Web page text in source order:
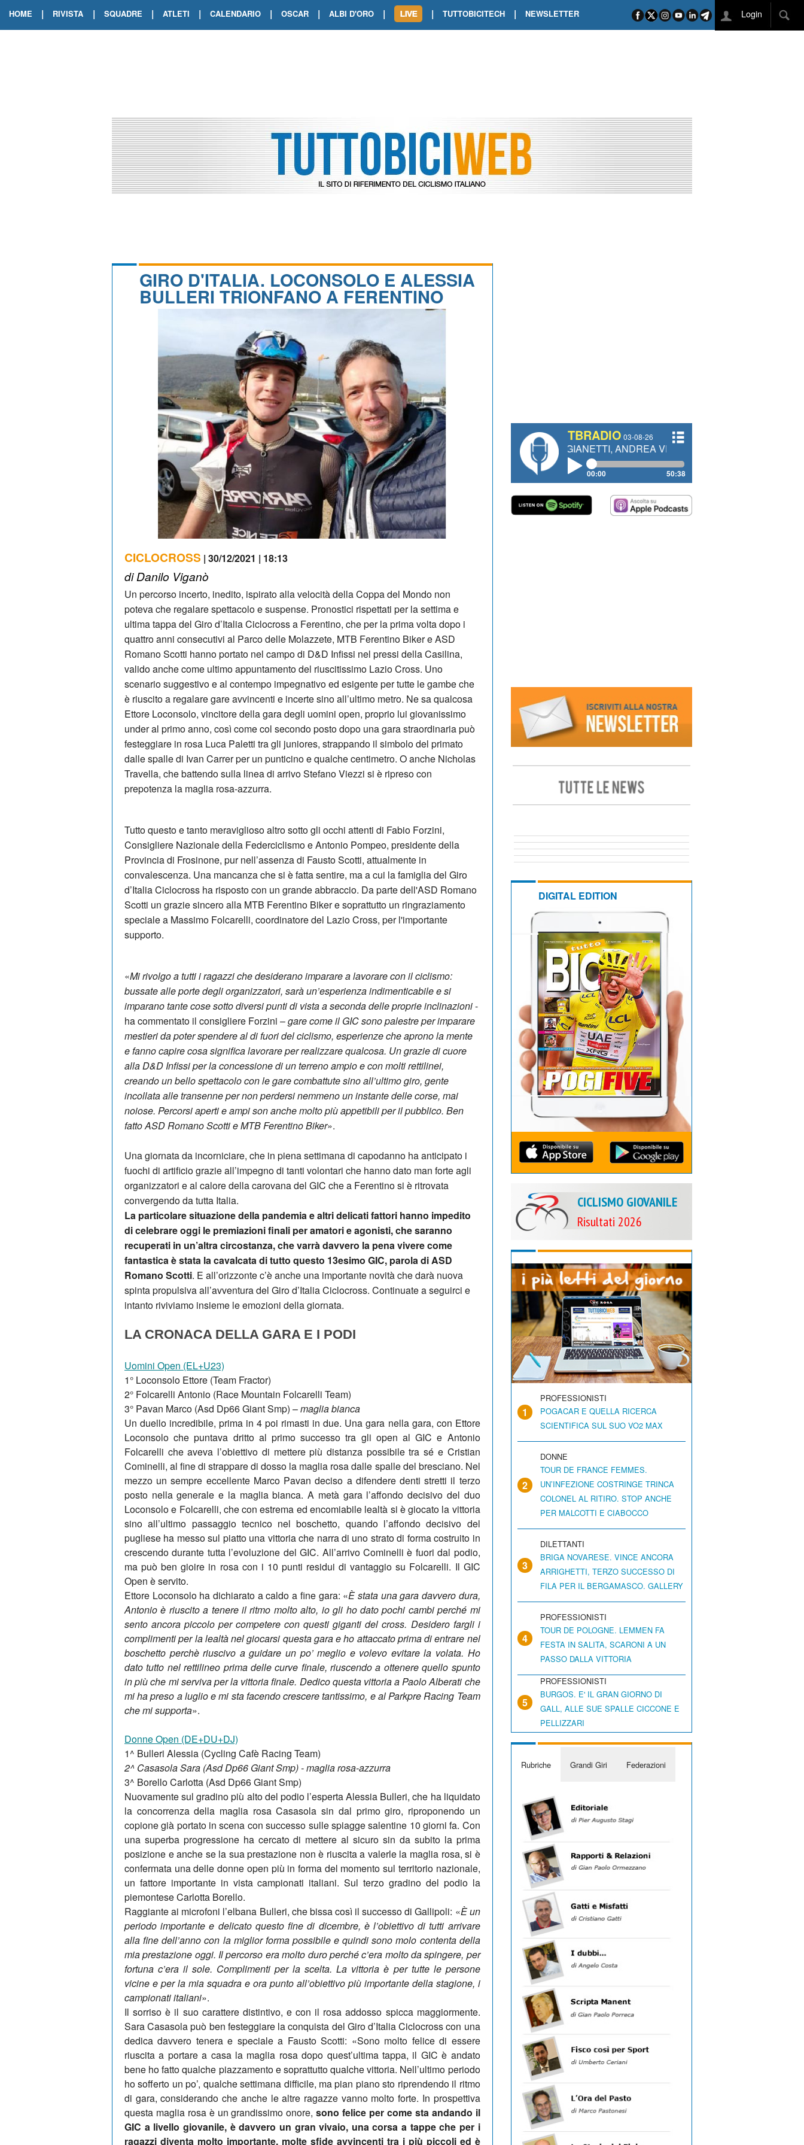
HOME | RIVISTA | SQUADRE | ATLETI | CALENDARIO | OSCAR | ALBI D'ORO |
TOUR DE FRANCE. ORCIERES-MERLETTE INCORONA CARAPAZ
TOUR DE FRANCE. A VOIRON TRIONFO DI PHILIPSEN SU SCHMID E KOOIJ
| TUTTOBICITECH | NEWSLETTER Login
GIRO D'ITALIA. LOCONSOLO E ALESSIA
BULLERI TRIONFANO A FERENTINO
CICLOCROSS | 30/12/2021 | 18:13
di Danilo Viganò
Un percorso incerto, inedito, ispirato alla velocità della Coppa del Mondo non
poteva che regalare spettacolo e suspense. Pronostici rispettati per la settima e
ultima tappa del Giro d’Italia Ciclocross a Ferentino, che per la prima volta dopo i
quattro anni consecutivi al Parco delle Molazzete, MTB Ferentino Biker e ASD
Romano Scotti hanno portato nel campo di D&D Infissi nel pressi della Casilina,
valido anche come ultimo appuntamento del riuscitissimo Lazio Cross. Uno
scenario suggestivo e al contempo impegnativo ed esigente per tutte le gambe che
è riuscito a regalare gare avvincenti e incerte sino all’ultimo metro. Ne sa qualcosa
Ettore Loconsolo, vincitore della gara degli uomini open, proprio lui giovanissimo
under al primo anno, così come col secondo posto dopo una gara straordinaria può
festeggiare in rosa Luca Paletti tra gli juniores, strappando il simbolo del primato
dalle spalle di Ivan Carrer per un punticino e qualche centimetro. O anche Nicholas
Travella, che battendo sulla linea di arrivo Stefano Viezzi si è ripreso con
prepotenza la maglia rosa-azzurra.
Tutto questo e tanto meraviglioso altro sotto gli occhi attenti di Fabio Forzini,
Consigliere Nazionale della Federciclismo e Antonio Pompeo, presidente della
Provincia di Frosinone, pur nell’assenza di Fausto Scotti, attualmente in
convalescenza. Una mancanza che si è fatta sentire, ma a cui la famiglia del Giro
d’Italia Ciclocross ha risposto con un grande abbraccio. Da parte dell'ASD Romano
Scotti un grazie sincero alla MTB Ferentino Biker e soprattutto un ringraziamento
speciale a Massimo Folcarelli, coordinatore del Lazio Cross, per l'importante
supporto.
«Mi rivolgo a tutti i ragazzi che desiderano imparare a lavorare con il ciclismo:
bussate alle porte degli organizzatori, sarà un’esperienza indimenticabile e si
imparano tante cose sotto diversi punti di vista a seconda delle proprie inclinazioni-
ha commentato il consigliere Forzini –gare come il GIC sono palestre per imparare
mestieri da poter spendere al di fuori del ciclismo, esperienze che aprono la mente
e fanno capire cosa significa lavorare per realizzare qualcosa. Un grazie di cuore
alla D&D Infissi per la concessione di un terreno ampio e con molti rettilinei,
creando un bello spettacolo con le gare combattute sino all’ultimo giro, gente
incollata alle transenne per non perdersi nemmeno un instante delle corse, mai
noiose. Percorsi aperti e ampi son anche molto più appetibili per il pubblico. Ben
fatto ASD Romano Scotti e MTB Ferentino Biker».
Una giornata da incorniciare, che in piena settimana di capodanno ha anticipato i
fuochi di artificio grazie all’impegno di tanti volontari che hanno dato man forte agli
organizzatori e al calore della carovana del GIC che a Ferentino si è ritrovata
convergendo da tutta Italia.
La particolare situazione della pandemia e altri delicati fattori hanno impedito
di celebrare oggi le premiazioni finali per amatori e agonisti, che saranno
recuperati in un’altra circostanza, che varrà davvero la pena vivere come
fantastica è stata la cavalcata di tutto questo 13esimo GIC, parola di ASD
Romano Scotti. E all’orizzonte c’è anche una importante novità che darà nuova
spinta propulsiva all’avventura del Giro d’Italia Ciclocross. Continuate a seguirci e
intanto riviviamo insieme le emozioni della giornata.
LA CRONACA DELLA GARA E I PODI
Uomini Open (EL+U23)
1° Loconsolo Ettore (Team Fractor)
2° Folcarelli Antonio (Race Mountain Folcarelli Team)
3° Pavan Marco (Asd Dp66 Giant Smp) –maglia bianca
Un duello incredibile, prima in 4 poi rimasti in due. Una gara nella gara, con Ettore
Loconsolo che puntava dritto al primo successo tra gli open al GIC e Antonio
Folcarelli che aveva l’obiettivo di mettere più distanza possibile tra sé e Cristian
Cominelli, al fine di strappare di dosso la maglia rosa dalle spalle del bresciano. Nel
mezzo un sempre eccellente Marco Pavan deciso a difendere denti stretti il terzo
posto nella generale e la maglia bianca. A metà gara l’affondo decisivo del duo
Loconsolo e Folcarelli, che con estrema ed encomiabile lealtà si è giocato la vittoria
sino all’ultimo passaggio tecnico nel boschetto, quando l’affondo decisivo del
pugliese ha messo sul piatto una vittoria che narra di uno strato di forma costruito in
crescendo durante tutta l’evoluzione del GIC. All’arrivo Cominelli è fuori dal podio,
ma può ben gioire in rosa con i 10 punti residui di vantaggio su Folcarelli. Il GIC
Open è servito.
Ettore Loconsolo ha dichiarato a caldo a fine gara: «È stata una gara davvero dura,
Antonio è riuscito a tenere il ritmo molto alto, io gli ho dato pochi cambi perché mi
sento ancora piccolo per competere con questi giganti del cross. Desidero fargli i
complimenti per la lealtà nel giocarsi questa gara e ho attaccato prima di entrare nel
boschetto perchè riuscivo a guidare un po’ meglio e volevo evitare la volata. Ho
dato tutto nel rettilineo prima delle curve finale, riuscendo a ottenere quello spunto
in più che mi serviva per la vittoria finale. Dedico questa vittoria a Paolo Alberati che
mi ha preso a luglio e mi sta facendo crescere tantissimo, e al Parkpre Racing Team
che mi supporta».
Donne Open (DE+DU+DJ)
1^ Bulleri Alessia (Cycling Cafè Racing Team)
2^ Casasola Sara (Asd Dp66 Giant Smp) - maglia rosa-azzurra
3^ Borello Carlotta (Asd Dp66 Giant Smp)
Nuovamente sul gradino più alto del podio l’esperta Alessia Bulleri, che ha liquidato
la concorrenza della maglia rosa Casasola sin dal primo giro, riproponendo un
copione già portato in scena con successo sulle spiagge salentine 10 giorni fa. Con
una superba progressione ha cercato di mettere al sicuro sin da subito la prima
posizione e anche se la sua prestazione non è riuscita a valerle la maglia rosa, si è
confermata una delle donne open più in forma del momento sul territorio nazionale,
un fattore importante in vista campionati italiani. Sul terzo gradino del podio la
piemontese Carlotta Borello.
Raggiante ai microfoni l’elbana Bulleri, che bissa così il successo di Gallipoli: «È un
periodo importante e delicato questo fine di dicembre, è l’obiettivo di tutti arrivare
alla fine dell’anno con la miglior forma possibile e quindi sono molo contenta della
mia prestazione oggi. Il percorso era molto duro perché c’era molto da spingere, per
fortuna c’era il sole. Complimenti per la scelta. La vittoria è per tutte le persone
vicine e per la mia squadra e ora punto all’obiettivo più importante della stagione, i
campionati italiani».
Il sorriso è il suo carattere distintivo, e con il rosa addosso spicca maggiormente.
Sara Casasola può ben festeggiare la conquista del Giro d’Italia Ciclocross con una
dedica davvero tenera e speciale a Fausto Scotti: «Sono molto felice di essere
riuscita a portare a casa la maglia rosa dopo quest’ultima tappa, il GIC è andato
bene ho fatto qualche piazzamento e soprattutto qualche vittoria. Nell’ultimo periodo
ho sofferto un po’, qualche settimana difficile, ma pian piano sto riprendendo il ritmo
di gara, considerando che anche le altre ragazze vanno molto forte. In prospettiva
questa maglia rosa è un grandissimo onore,sono felice per come sta andando il
GIC a livello giovanile, è davvero un gran vivaio, una corsa a tappe che per i
ragazzi diventa molto importante, molte sfide avvincenti tra i più piccoli ed è
TBRADIO 03-08-26
#334 CHARLY WEGELIUS, MAURO GIANETTI, ANDREA VENDRAME, FILIPPO FIORELLI
00:00 50:38
DIGITAL EDITION
CICLISMO GIOVANILE
Risultati 2026
1
PROFESSIONISTI
POGACAR E QUELLA RICERCA
SCIENTIFICA SUL SUO VO2 MAX
2
DONNE
TOUR DE FRANCE FEMMES.
UN’INFEZIONE COSTRINGE TRINCA
COLONEL AL RITIRO. STOP ANCHE
PER MALCOTTI E CIABOCCO
3
DILETTANTI
BRIGA NOVARESE. VINCE ANCORA
ARRIGHETTI, TERZO SUCCESSO DI
FILA PER IL BERGAMASCO. GALLERY
4
PROFESSIONISTI
TOUR DE POLOGNE. LEMMEN FA
FESTA IN SALITA, SCARONI A UN
PASSO DALLA VITTORIA
5
PROFESSIONISTI
BURGOS. E' IL GRAN GIORNO DI
GALL, ALLE SUE SPALLE CICCONE E
PELLIZZARI
Rubriche Grandi Giri Federazioni